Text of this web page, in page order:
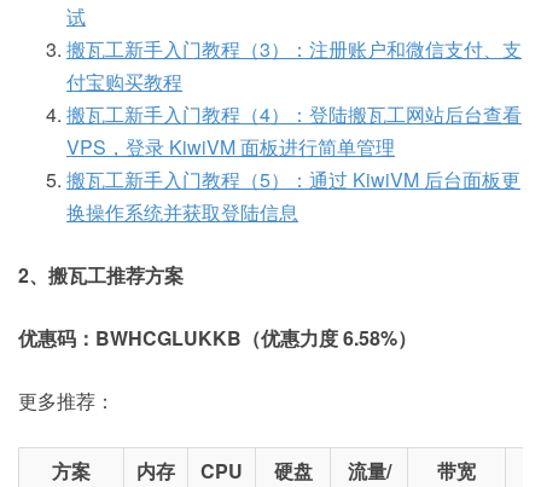
试
搬瓦工新手入门教程（3）：注册账户和微信支付、支
付宝购买教程
搬瓦工新手入门教程（4）：登陆搬瓦工网站后台查看
VPS，登录 KiwiVM 面板进行简单管理
搬瓦工新手入门教程（5）：通过 KiwiVM 后台面板更
换操作系统并获取登陆信息
2、搬瓦工推荐方案
优惠码：BWHCGLUKKB（优惠力度 6.58%）
更多推荐：
方案 内存 CPU 硬盘
流量/
带宽